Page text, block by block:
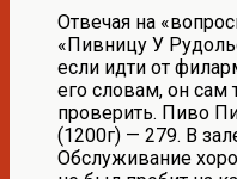
Отвечая на
«Пивницу У
если идти от
его словам, он
проверить. Пиво
(1200г) — 279. В
Обслуживание